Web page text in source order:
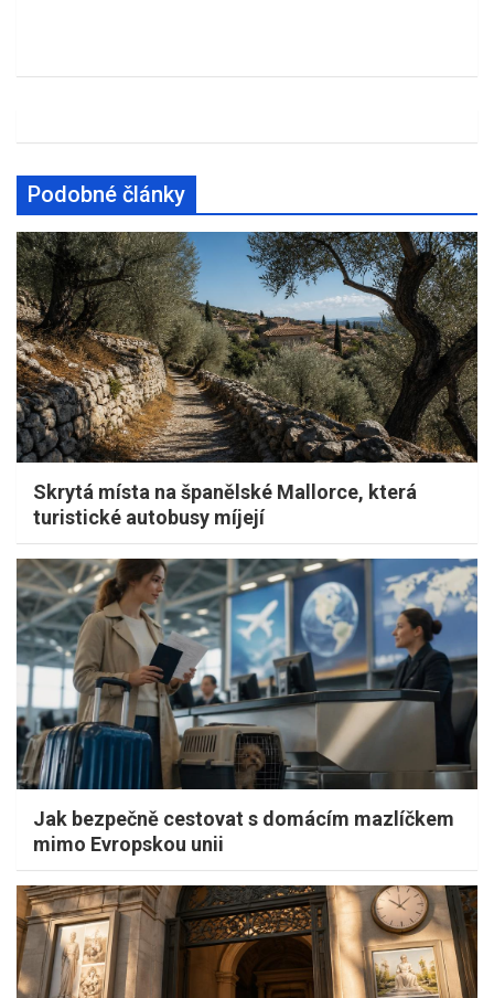
Podobné články
Skrytá místa na španělské Mallorce, která
turistické autobusy míjejí
Jak bezpečně cestovat s domácím mazlíčkem
mimo Evropskou unii